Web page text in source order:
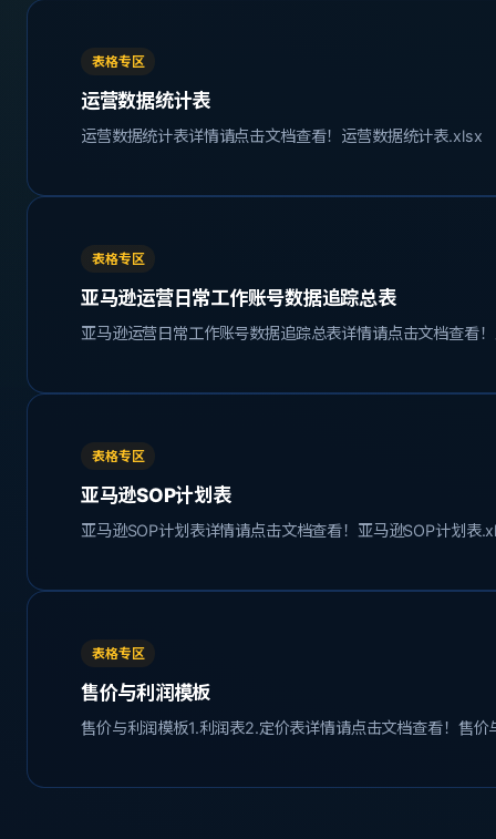
表格专区
运营数据统计表
运营数据统计表详情请点击文档查看！运营数据统计表.xlsx
表格专区
亚马逊运营日常工作账号数据追踪总表
亚马逊运营日常工作账号数据追踪总表详情请点击文档查看
表格专区
亚马逊SOP计划表
亚马逊SOP计划表详情请点击文档查看！亚马逊SOP计划表
表格专区
售价与利润模板
售价与利润模板1.利润表2.定价表详情请点击文档查看！售